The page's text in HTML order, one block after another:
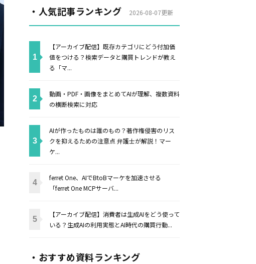
・人気記事ランキング 2026-08-07更新
【アーカイブ配信】既存カテゴリにどう付加価
値をつける？検索データと購買トレンドが教え
る「マ...
動画・PDF・画像をまとめてAIが理解、複数資料
の横断検索に対応
AIが作ったものは誰のもの？著作権侵害のリス
クを抑えるための注意点 弁護士が解説！マー
ケ...
ferret One、AIでBtoBマーケを加速させる
「ferret One MCPサーバ...
【アーカイブ配信】消費者は生成AIをどう使って
いる？生成AIの利用実態とAI時代の購買行動...
・おすすめ資料ランキング